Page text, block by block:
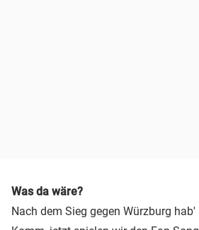
Was da wäre?
Nach dem Sieg gegen Würzburg